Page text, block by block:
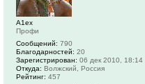
А1ех
Профи
Сообщений: 790
Благодарностей: 20
Зарегистрирован: 06 дек 2010, 18:14
Откуда: Волжский, Россия
Рейтинг: 457